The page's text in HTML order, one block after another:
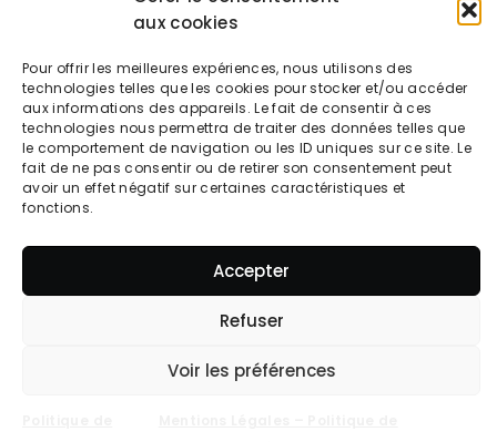
aux cookies
Pour offrir les meilleures expériences, nous utilisons des
technologies telles que les cookies pour stocker et/ou accéder
aux informations des appareils. Le fait de consentir à ces
technologies nous permettra de traiter des données telles que
le comportement de navigation ou les ID uniques sur ce site. Le
fait de ne pas consentir ou de retirer son consentement peut
avoir un effet négatif sur certaines caractéristiques et
fonctions.
Accepter
Refuser
Voir les préférences
AU RYTHME DE VERA –
CINÉMA
EN SAVOIR PLUS